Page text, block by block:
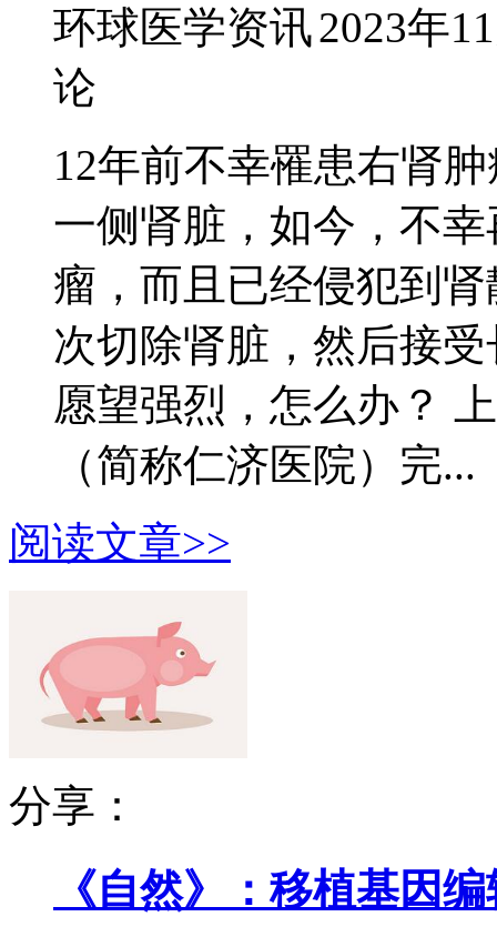
环球医学资讯2023年
论
12年前不幸罹患右肾
一侧肾脏，如今，不
瘤，而且已经侵犯到
次切除肾脏，然后接
愿望强烈，怎么办？
（简称仁济医院）完...
阅读文章>>
分享：
《自然》：移植基因